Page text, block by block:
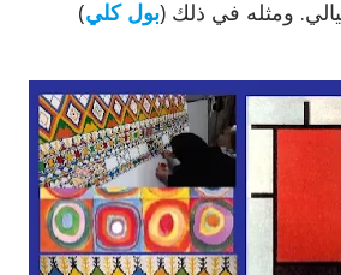
ومثله في ذلك (بول كلي)